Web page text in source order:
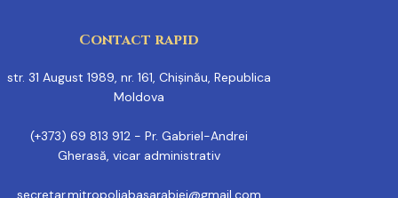
Contact rapid
str. 31 August 1989, nr. 161, Chișinău, Republica
Moldova
(+373) 69 813 912 - Pr. Gabriel-Andrei
Gherasă, vicar administrativ
secretar.mitropoliabasarabiei@gmail.com